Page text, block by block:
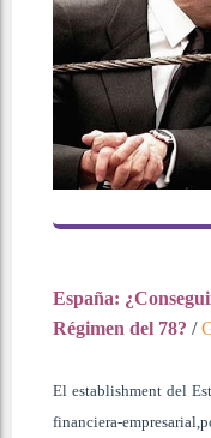
España:
Régimen del 78? /
El establishment del
financiera-